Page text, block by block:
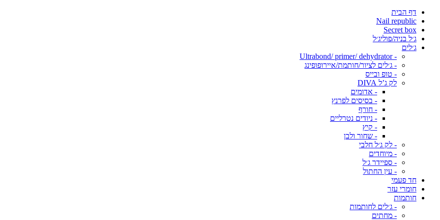
דף הבית
Nail republic
Secret box
ג׳ל בניה/פוליג׳ל
ג׳לים
- Ultrabond/ primer/ dehydrator
- ג׳לים לציור/חותמת/איירופופינג
- טופ ובייס
לק ג’ל DIVA
- אדומים
- בסיסים לפרנץ
- חורף
- ניודים נטרליים
- קיץ
- שחור ולבן
- לק ג׳ל חלבי
- מיוחדים
- ספיידר ג׳ל
- עין החתול
חד פעמי
חומרי עזר
חותמות
- ג׳לים לחותמות
- מחתים